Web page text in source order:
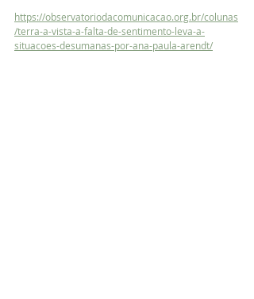
https://observatoriodacomunicacao.org.br/colunas
/terra-a-vista-a-falta-de-sentimento-leva-a-
situacoes-desumanas-por-ana-paula-arendt/